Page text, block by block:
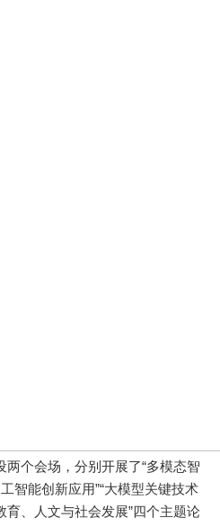
个会场，分别开展了“多模态智
智能创新应用”“大模型关键技术
育、人文与社会发展”四个主题论